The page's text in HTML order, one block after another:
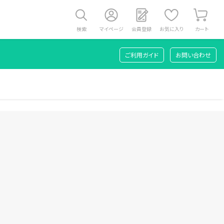
検索 マイページ 会員登録 お気に入り カート
ご利用ガイド お問い合わせ